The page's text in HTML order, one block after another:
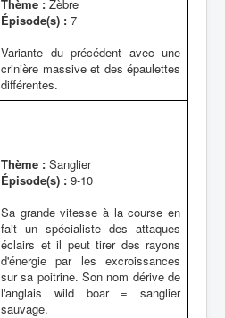
Thème : Zèbre
Épisode(s) : 7
Variante du précédent avec une
crinière massive et des épaulettes
différentes.
Thème : Sanglier
Épisode(s) : 9-10
Sa grande vitesse à la course en
fait un spécialiste des attaques
éclairs et il peut tirer des rayons
d'énergie par les excroissances
sur sa poitrine. Son nom dérive de
l'anglais wild boar = sanglier
sauvage.